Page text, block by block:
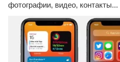
фотографии, видео, контакты...